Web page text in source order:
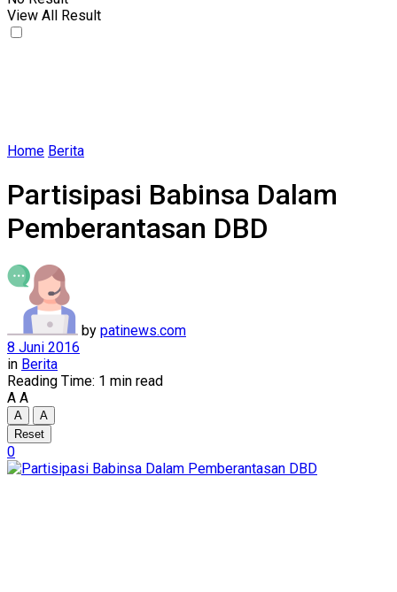
View All Result
Home Berita
Partisipasi Babinsa Dalam
Pemberantasan DBD
by patinews.com
8 Juni 2016
in Berita
Reading Time: 1 min read
A A
A
A
Reset
0